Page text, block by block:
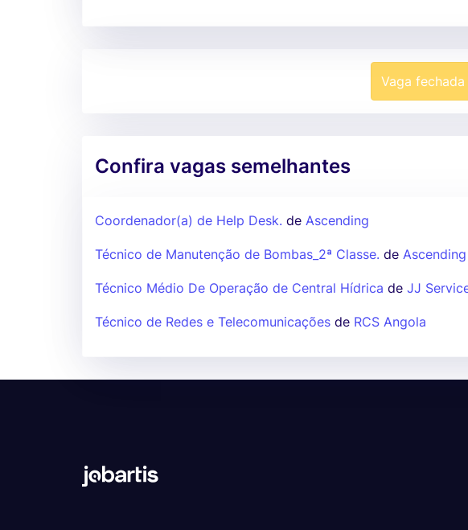
Vaga fechada
Confira vagas semelhantes
Coordenador(a) de Help Desk. de Ascending
Técnico de Manutenção de Bombas_2ª Classe. de Ascending
Técnico Médio De Operação de Central Hídrica de JJ
Técnico de Redes e Telecomunicações de RCS Angola